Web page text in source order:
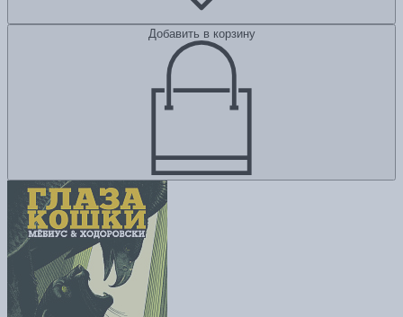
Добавить в корзину